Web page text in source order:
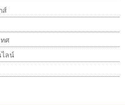
ส์
ศ
ไลน์